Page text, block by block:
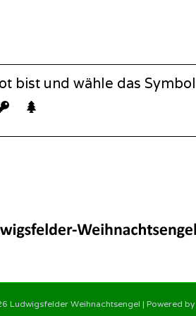
bist und wähle das Symbol
Ludwigsfelder Weihnachtsengel | Powered by